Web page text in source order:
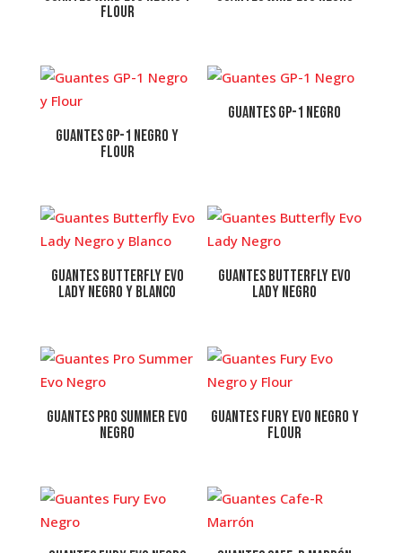
Flour
Guantes GP-1 Negro y
Flour
Guantes GP-1 Negro
Guantes Butterfly Evo
Lady Negro y Blanco
Guantes Butterfly Evo
Lady Negro
Guantes Pro Summer Evo
Negro
Guantes Fury Evo Negro y
Flour